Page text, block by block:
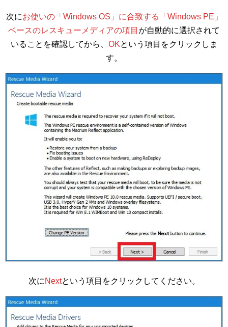
次にお使いの「Windows OS」に合致する「Windows PE」
ベースのレスキューメディアの項目 が自動的に選択されて
いることを確認してから、 OKという項目をクリックしま
す。
次に Nextという項目をクリックしてください。